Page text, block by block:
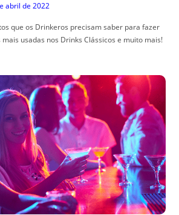
abril de 2022
que os Drinkeros precisam saber para fazer
usadas nos Drinks Clássicos e muito mais!